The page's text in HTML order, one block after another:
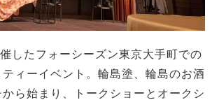
したフォーシーズン東京大手町での
ィーイベント。輪島塗、輪島のお酒
ら始まり、トークショーとオークシ